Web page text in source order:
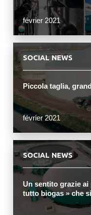
février 2021
SOCIAL NEWS
Piccola taglia,
février 2021
SOCIAL NEWS
Un sentito grazie
tutto biogas » che